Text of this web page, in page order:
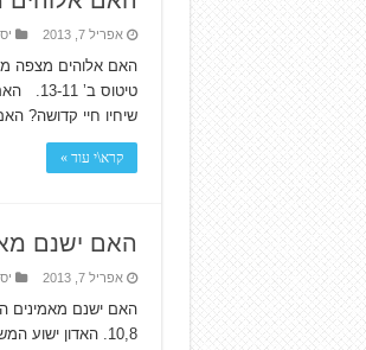
אפריל 7, 2013
שיחיו חיי קדושה?
קרא\י עוד »
האם ישנם
אפריל 7, 2013
האם ישנם מאמינים
10,8. האדון